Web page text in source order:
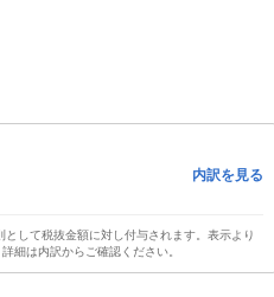
内訳を見る
して税抜金額に対し付与されます。表示より
細は内訳からご確認ください。